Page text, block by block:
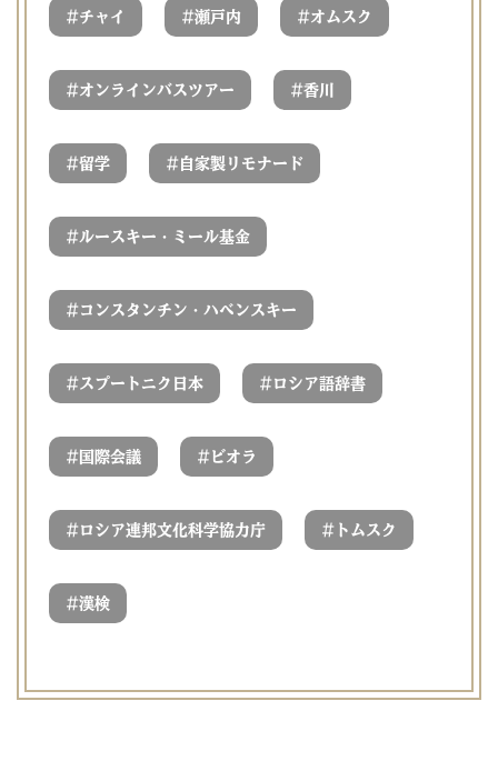
#チャイ #瀬戸内 #オムスク
#オンラインバスツアー #香川
#留学 # 自家製リモナード
#ルースキー・ミール基金
# コンスタンチン・ハベンスキー
# スプートニク日本 # ロシア語辞書
# 国際会議 # ビオラ
# ロシア連邦文化科学協力庁 # トムスク
#漢検